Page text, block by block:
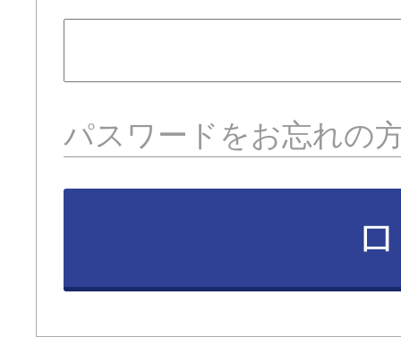
パスワードをお忘れの